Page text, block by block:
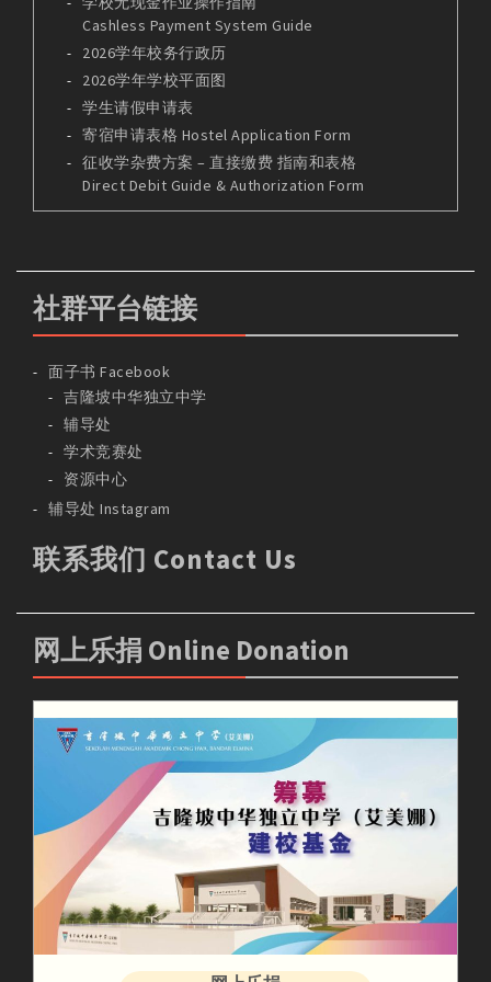
Cashless Payment System Guide
2026学年校务行政历
2026学年学校平面图
学生请假申请表
寄宿申请表格 Hostel Application Form
征收学杂费方案 – 直接缴费 指南和表格
Direct Debit Guide & Authorization Form
社群平台链接
面子书 Facebook
吉隆坡中华独立中学
辅导处
学术竞赛处
资源中心
辅导处 Instagram
联系我们 Contact Us
网上乐捐 Online Donation